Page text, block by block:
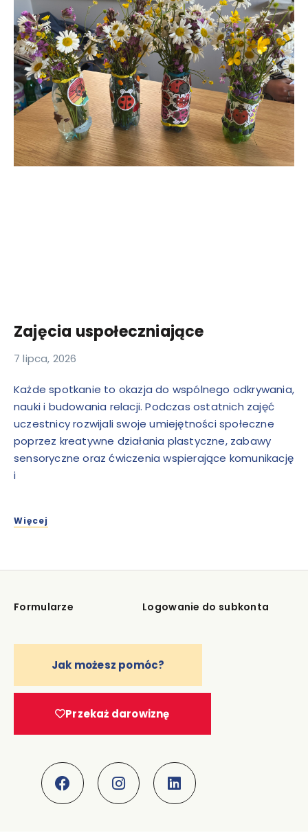
Zajęcia uspołeczniające
7 lipca, 2026
Każde spotkanie to okazja do wspólnego odkrywania,
nauki i budowania relacji. Podczas ostatnich zajęć
uczestnicy rozwijali swoje umiejętności społeczne
poprzez kreatywne działania plastyczne, zabawy
sensoryczne oraz ćwiczenia wspierające komunikację
i
Więcej
Formularze Logowanie do subkonta
Jak możesz pomóc?
Przekaż darowiznę